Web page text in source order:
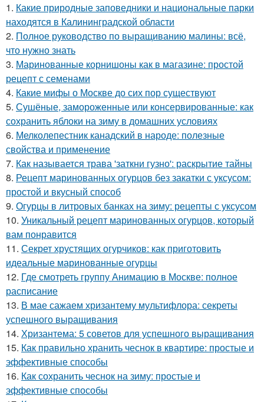
1. Какие природные заповедники и национальные парки
находятся в Калининградской области
2. Полное руководство по выращиванию малины: всё,
что нужно знать
3. Маринованные корнишоны как в магазине: простой
рецепт с семенами
4. Какие мифы о Москве до сих пор существуют
5. Сушёные, замороженные или консервированные: как
сохранить яблоки на зиму в домашних условиях
6. Мелколепестник канадский в народе: полезные
свойства и применение
7. Как называется трава 'заткни гузно': раскрытие тайны
8. Рецепт маринованных огурцов без закатки с уксусом:
простой и вкусный способ
9. Огурцы в литровых банках на зиму: рецепты с уксусом
10. Уникальный рецепт маринованных огурцов, который
вам понравится
11. Секрет хрустящих огурчиков: как приготовить
идеальные маринованные огурцы
12. Где смотреть группу Анимацию в Москве: полное
расписание
13. В мае сажаем хризантему мультифлора: секреты
успешного выращивания
14. Хризантема: 5 советов для успешного выращивания
15. Как правильно хранить чеснок в квартире: простые и
эффективные способы
16. Как сохранить чеснок на зиму: простые и
эффективные способы